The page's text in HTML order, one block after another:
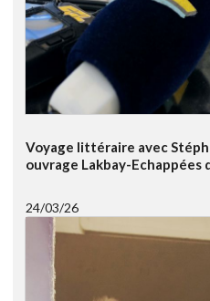
Voyage littéraire avec
ouvrage Lakbay-Echappées
24/03/26